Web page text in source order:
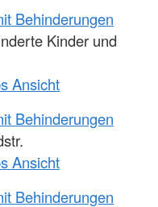
Behinderungen
Kinder und
Ansicht
Behinderungen
Ansicht
Behinderungen